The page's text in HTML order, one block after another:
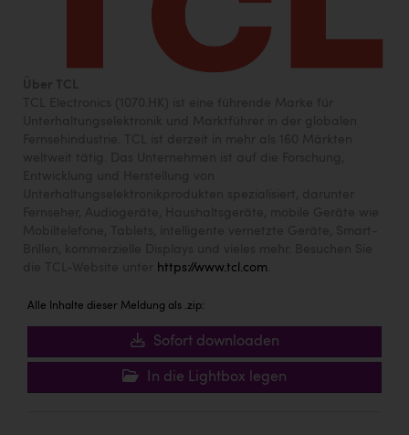
https://www.tcl.com
Alle Inhalte dieser Meldung als .zip:
Sofort downloaden
In die Lightbox legen